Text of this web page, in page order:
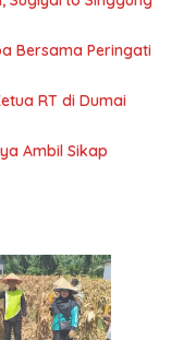
Bersama Peringati
RT di Dumai
Ambil Sikap